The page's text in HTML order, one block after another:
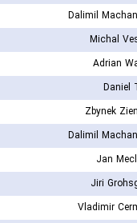
Dalimil
Michal
Adrian
Daniel
Zbynek
Dalimil
Jan
Jiri
Vladimir